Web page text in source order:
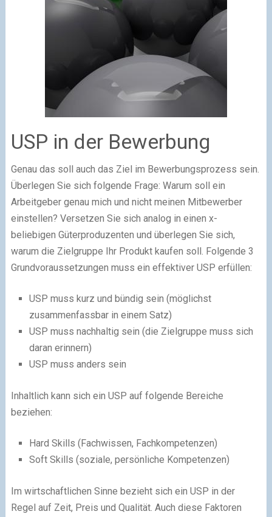
USP in der Bewerbung
Genau das soll auch das Ziel im Bewerbungsprozess sein.
Überlegen Sie sich folgende Frage: Warum soll ein
Arbeitgeber genau mich und nicht meinen Mitbewerber
einstellen? Versetzen Sie sich analog in einen x-
beliebigen Güterproduzenten und überlegen Sie sich,
warum die Zielgruppe Ihr Produkt kaufen soll. Folgende 3
Grundvoraussetzungen muss ein effektiver USP erfüllen:
USP muss kurz und bündig sein (möglichst
zusammenfassbar in einem Satz)
USP muss nachhaltig sein (die Zielgruppe muss sich
daran erinnern)
USP muss anders sein
Inhaltlich kann sich ein USP auf folgende Bereiche
beziehen:
Hard Skills (Fachwissen, Fachkompetenzen)
Soft Skills (soziale, persönliche Kompetenzen)
Im wirtschaftlichen Sinne bezieht sich ein USP in der
Regel auf Zeit, Preis und Qualität. Auch diese Faktoren